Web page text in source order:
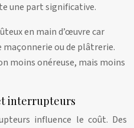
une part significative.
en main d’œuvre car
maçonnerie ou de plâtrerie.
moins onéreuse, mais moins
interrupteurs
influence le coût. Des